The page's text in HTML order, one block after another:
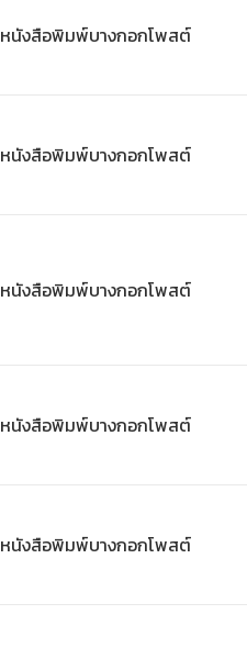
หนังสือพิมพ์บางกอกโพสต์
หนังสือพิมพ์บางกอกโพสต์
หนังสือพิมพ์บางกอกโพสต์
หนังสือพิมพ์บางกอกโพสต์
หนังสือพิมพ์บางกอกโพสต์